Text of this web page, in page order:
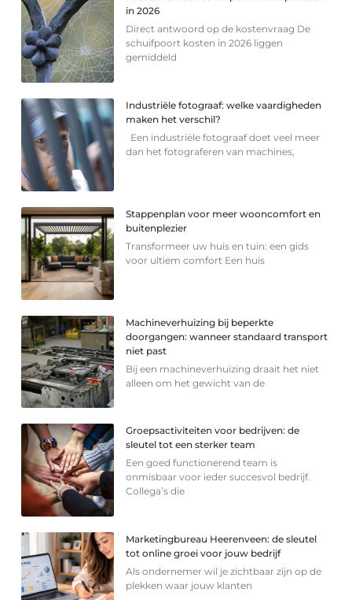
in 2026
Direct antwoord op de kostenvraag De
schuifpoort kosten in 2026 liggen
gemiddeld
Industriële fotograaf: welke vaardigheden
maken het verschil?
Een industriële fotograaf doet veel meer
dan het fotograferen van machines,
Stappenplan voor meer wooncomfort en
buitenplezier
Transformeer uw huis en tuin: een gids
voor ultiem comfort Een huis
Machineverhuizing bij beperkte
doorgangen: wanneer standaard transport
niet past
Bij een machineverhuizing draait het niet
alleen om het gewicht van de
Groepsactiviteiten voor bedrijven: de
sleutel tot een sterker team
Een goed functionerend team is
onmisbaar voor ieder succesvol bedrijf.
Collega’s die
Marketingbureau Heerenveen: de sleutel
tot online groei voor jouw bedrijf
Als ondernemer wil je zichtbaar zijn op de
plekken waar jouw klanten